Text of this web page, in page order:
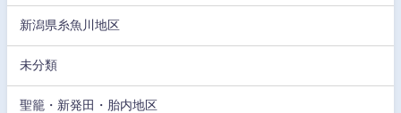
新潟県糸魚川地区
未分類
聖籠・新発田・胎内地区